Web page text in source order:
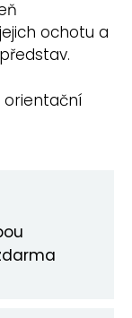
ochotu a
orientační